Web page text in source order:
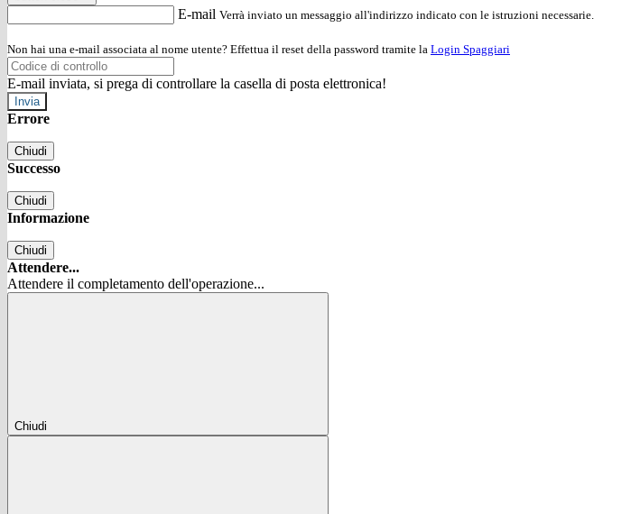
E-mail Verrà inviato un messaggio all'indirizzo indicato con le istruzioni necessarie.
Non hai una e-mail associata al nome utente? Effettua il reset della password tramite la Login Spaggiari
E-mail inviata, si prega di controllare la casella di posta elettronica!
Errore
Chiudi
Successo
Chiudi
Informazione
Chiudi
Attendere...
Attendere il completamento dell'operazione...
Chiudi